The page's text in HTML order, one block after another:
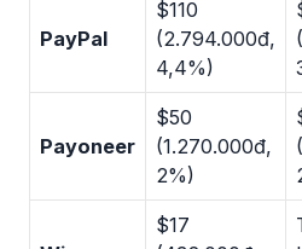
PayPal
$110
(2.794.000đ,
4,4%)
Payoneer
$50
(1.270.000đ,
2%)
$17